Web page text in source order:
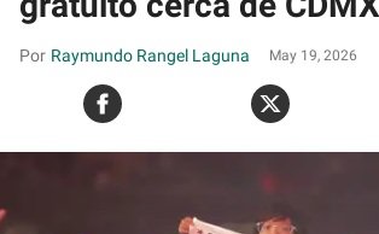
Raymundo Rangel Laguna May 19, 2026